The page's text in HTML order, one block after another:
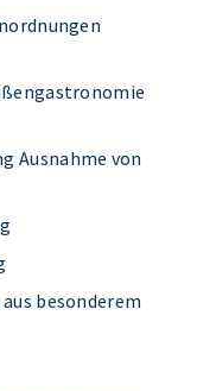
Ausnahme von
besonderem